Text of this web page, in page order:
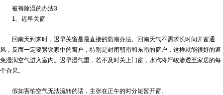
被褥除湿的办法3
1、迟早关窗
回南天到来时，迟早关窗是最直接的防潮办法。回南天气不需求长时间开窗通
风，反而一定要紧锁家中的窗户，特别是封闭朝南和东南的窗户，这样就能很好的避
免湿润空气进入室内。迟早湿气重，若不及时关上门窗，水汽将严峻渗透至家居的每
个旮旯。
假如害怕空气无法流转的话，主张在正午的时分短暂开窗。